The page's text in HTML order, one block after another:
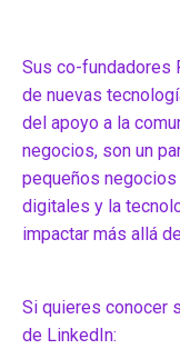
Sus co-fundadores
de nuevas
del apoyo a la
negocios, son un
pequeños
digitales y la
impactar más allá
Si quieres conocer
de LinkedIn: